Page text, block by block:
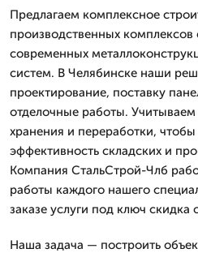
Предлагаем комплексное
производственных комплексов
современных
систем. В Челябинске наши
проектирование, поставку
отделочные работы.
хранения и переработки, чтобы
эффективность складских и
Компания СтальСтрой-Члб
работы каждого нашего
заказе услуги под ключ скидка
Наша задача — построить